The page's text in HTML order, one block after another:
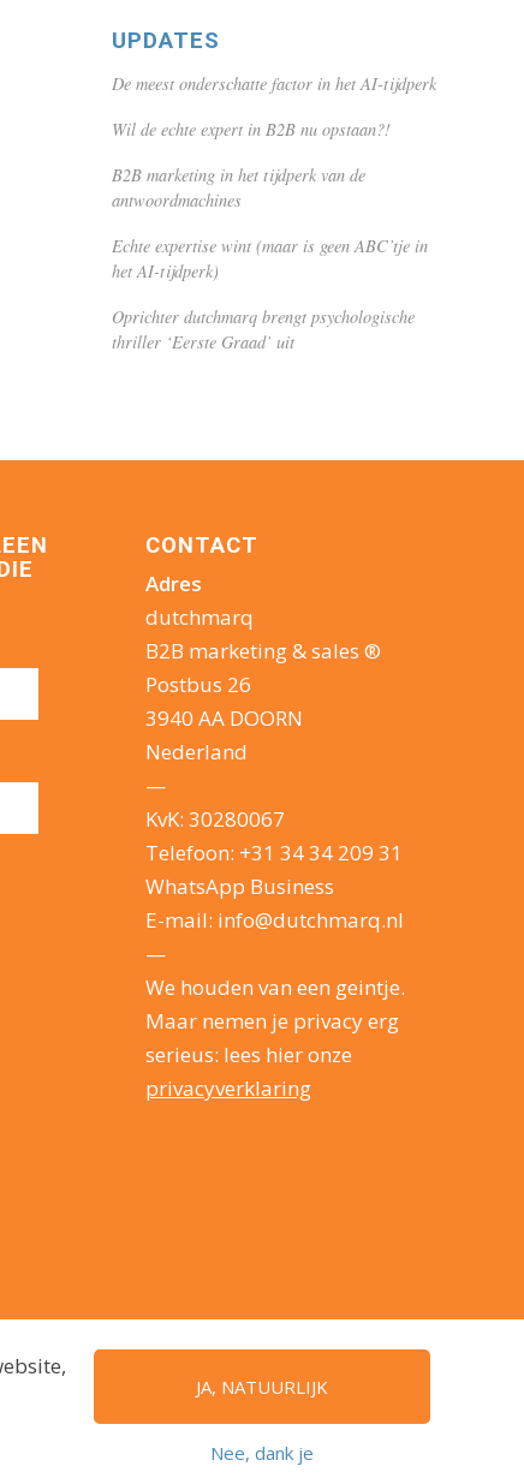
UPDATES
De meest onderschatte factor in het AI-tijdperk
Wil de echte expert in B2B nu opstaan?!
B2B marketing in het tijdperk van de
antwoordmachines
Echte expertise wint (maar is geen ABC’tje in
het AI-tijdperk)
Oprichter dutchmarq brengt psychologische
thriller ‘Eerste Graad’ uit
CONTACT
Adres
dutchmarq
B2B marketing & sales ®
Postbus 26
3940 AA DOORN
Nederland
—
KvK: 30280067
Telefoon: +31 34 34 209 31
WhatsApp Business
E-mail: info@dutchmarq.nl
—
We houden van een geintje.
Maar nemen je privacy erg
serieus: lees hier onze
privacyverklaring
JA, NATUURLIJK
Nee, dank je